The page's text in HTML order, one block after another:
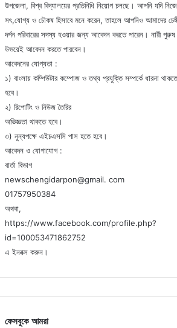
উপজেলা, বিশ্ব বিদ্যালয়ের প্রতিনিধি নিয়োগ চলছে। আপনি যদি
সৎ,যোগ্য ও চৌকষ হিসাবে মনে করেন, তাহলে আপনিও আমাদের
দর্পন পরিবারের সদস্য হওয়ার জন্য আবেদন করতে পারেন। নারী পুরুষ
উভয়েই আবেদন করতে পারবেন।
আবেদনের যোগ্যতা :
১) বাংলায় কম্পিউটার কম্পোজ ও তথ্য প্রযুক্তি সম্পর্কে ধারনা থাকতে
হবে।
২) রিপোটিং ও নিউজ তৈরির
অভিজ্ঞতা থাকতে হবে।
৩) নুন্যপক্ষে এইচএসসি পাস হতে হবে।
আবেদন ও যোগাযোগ :
বার্তা বিভাগ
newschengidarpon@gmail. com
01757950384
অথবা,
https://www.facebook.com/profile.php?
id=100053471862752
এ ইনবক্স করুন।
ফেসবুকে আমরা